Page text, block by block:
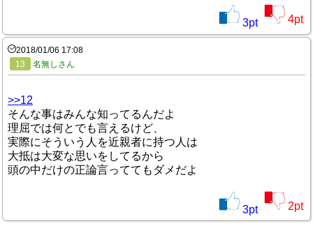
3pt 4pt
2018/01/06 17:08
13
名無しさん
>>12
そんな事はみんな知ってるんだよ
理屈では何とでも言えるけど、
実際にそういう人を近親者に持つ人は
大抵は大変な思いをしてるから
頭の中だけの正論言っててもダメだよ
3pt 2pt